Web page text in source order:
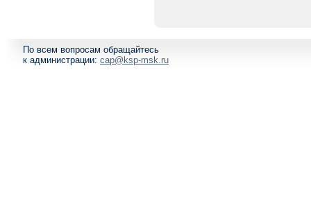
По всем вопросам обращайтесь
к администрации: cap@ksp-msk.ru